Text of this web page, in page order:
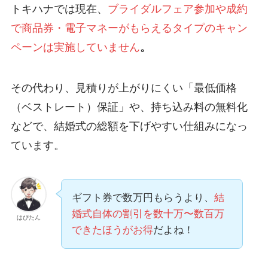
トキハナでは現在、 ブライダルフェア参加や成約
で商品券・電子マネーがもらえるタイプのキャン
ペーンは実施していません。
その代わり、
見積りが上がりにくい「最低価格
（ベストレート）保証」や、持ち込み料の無料化
などで、結婚式の総額を下げやすい仕組みになっ
ています。
はぴたん
ギフト券で数万円もらうより、 結
婚式自体の割引を数十万〜数百万
できたほうがお得だよね！